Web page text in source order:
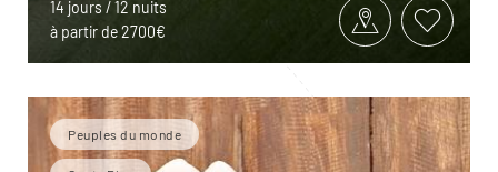
14 jours / 12 nuits
à partir de 2700€
Peuples du monde